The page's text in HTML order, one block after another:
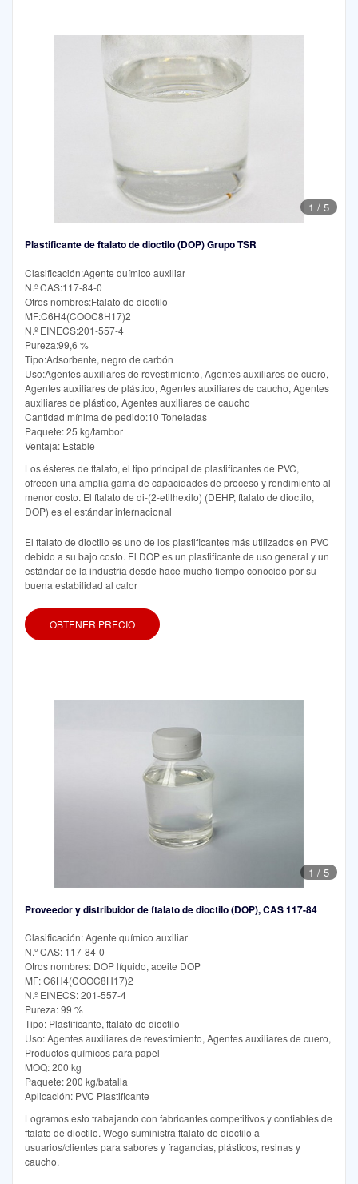
1 / 5
Plastificante de ftalato de dioctilo (DOP) Grupo TSR
Clasificación:Agente químico auxiliar
N.º CAS:117-84-0
Otros nombres:Ftalato de dioctilo
MF:C6H4(COOC8H17)2
N.º EINECS:201-557-4
Pureza:99,6 %
Tipo:Adsorbente, negro de carbón
Uso:Agentes auxiliares de revestimiento, Agentes auxiliares de cuero,
Agentes auxiliares de plástico, Agentes auxiliares de caucho, Agentes
auxiliares de plástico, Agentes auxiliares de caucho
Cantidad mínima de pedido:10 Toneladas
Paquete: 25 kg/tambor
Ventaja: Estable
Los ésteres de ftalato, el tipo principal de plastificantes de PVC,
ofrecen una amplia gama de capacidades de proceso y rendimiento al
menor costo. El ftalato de di-(2-etilhexilo) (DEHP, ftalato de dioctilo,
DOP) es el estándar internacional
El ftalato de dioctilo es uno de los plastificantes más utilizados en PVC
debido a su bajo costo. El DOP es un plastificante de uso general y un
estándar de la industria desde hace mucho tiempo conocido por su
buena estabilidad al calor
OBTENER PRECIO
1 / 5
Proveedor y distribuidor de ftalato de dioctilo (DOP), CAS 117-84
Clasificación: Agente químico auxiliar
N.º CAS: 117-84-0
Otros nombres: DOP líquido, aceite DOP
MF: C6H4(COOC8H17)2
N.º EINECS: 201-557-4
Pureza: 99 %
Tipo: Plastificante, ftalato de dioctilo
Uso: Agentes auxiliares de revestimiento, Agentes auxiliares de cuero,
Productos químicos para papel
MOQ: 200 kg
Paquete: 200 kg/batalla
Aplicación: PVC Plastificante
Logramos esto trabajando con fabricantes competitivos y confiables de
ftalato de dioctilo. Wego suministra ftalato de dioctilo a
usuarios/clientes para sabores y fragancias, plásticos, resinas y
caucho.